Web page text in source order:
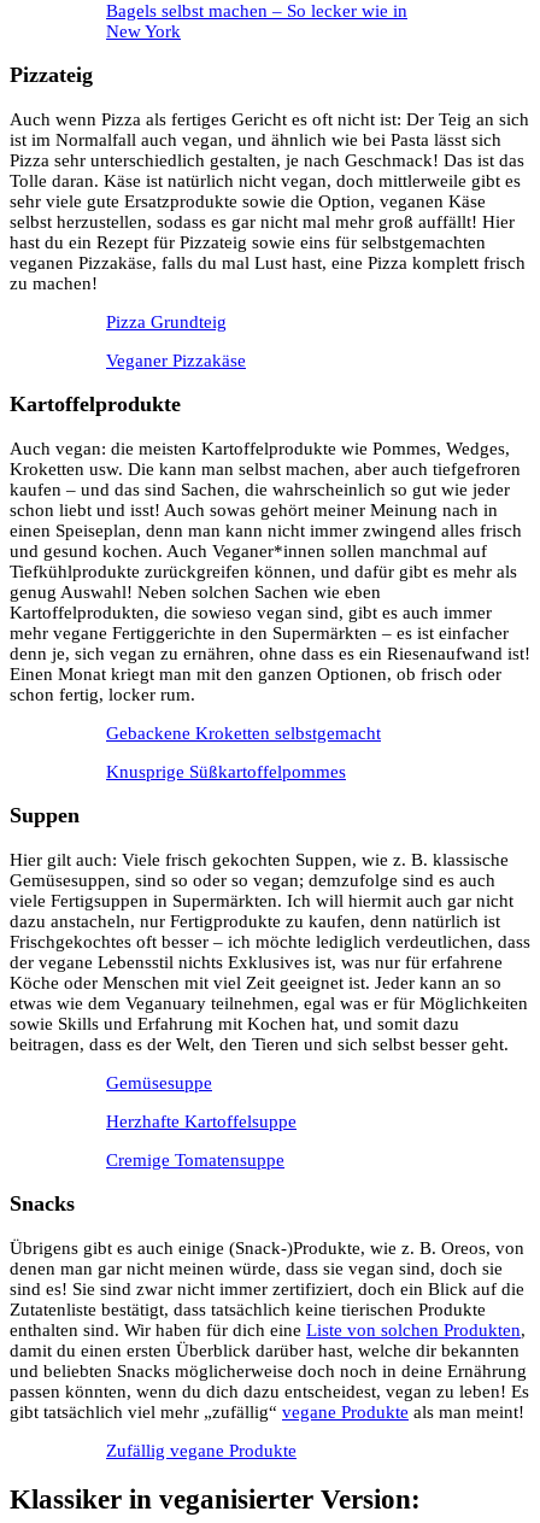
Bagels selbst machen – So lecker wie in
New York
Pizzateig
Auch wenn Pizza als fertiges Gericht es oft nicht ist: Der Teig an sich
ist im Normalfall auch vegan, und ähnlich wie bei Pasta lässt sich
Pizza sehr unterschiedlich gestalten, je nach Geschmack! Das ist das
Tolle daran. Käse ist natürlich nicht vegan, doch mittlerweile gibt es
sehr viele gute Ersatzprodukte sowie die Option, veganen Käse
selbst herzustellen, sodass es gar nicht mal mehr groß auffällt! Hier
hast du ein Rezept für Pizzateig sowie eins für selbstgemachten
veganen Pizzakäse, falls du mal Lust hast, eine Pizza komplett frisch
zu machen!
Pizza Grundteig
Veganer Pizzakäse
Kartoffelprodukte
Auch vegan: die meisten Kartoffelprodukte wie Pommes, Wedges,
Kroketten usw. Die kann man selbst machen, aber auch tiefgefroren
kaufen – und das sind Sachen, die wahrscheinlich so gut wie jeder
schon liebt und isst! Auch sowas gehört meiner Meinung nach in
einen Speiseplan, denn man kann nicht immer zwingend alles frisch
und gesund kochen. Auch Veganer*innen sollen manchmal auf
Tiefkühlprodukte zurückgreifen können, und dafür gibt es mehr als
genug Auswahl! Neben solchen Sachen wie eben
Kartoffelprodukten, die sowieso vegan sind, gibt es auch immer
mehr vegane Fertiggerichte in den Supermärkten – es ist einfacher
denn je, sich vegan zu ernähren, ohne dass es ein Riesenaufwand ist!
Einen Monat kriegt man mit den ganzen Optionen, ob frisch oder
schon fertig, locker rum.
Gebackene Kroketten selbstgemacht
Knusprige Süßkartoffelpommes
Suppen
Hier gilt auch: Viele frisch gekochten Suppen, wie z. B. klassische
Gemüsesuppen, sind so oder so vegan; demzufolge sind es auch
viele Fertigsuppen in Supermärkten. Ich will hiermit auch gar nicht
dazu anstacheln, nur Fertigprodukte zu kaufen, denn natürlich ist
Frischgekochtes oft besser – ich möchte lediglich verdeutlichen, dass
der vegane Lebensstil nichts Exklusives ist, was nur für erfahrene
Köche oder Menschen mit viel Zeit geeignet ist. Jeder kann an so
etwas wie dem Veganuary teilnehmen, egal was er für Möglichkeiten
sowie Skills und Erfahrung mit Kochen hat, und somit dazu
beitragen, dass es der Welt, den Tieren und sich selbst besser geht.
Gemüsesuppe
Herzhafte Kartoffelsuppe
Cremige Tomatensuppe
Snacks
Übrigens gibt es auch einige (Snack-)Produkte, wie z. B. Oreos, von
denen man gar nicht meinen würde, dass sie vegan sind, doch sie
sind es! Sie sind zwar nicht immer zertifiziert, doch ein Blick auf die
Zutatenliste bestätigt, dass tatsächlich keine tierischen Produkte
enthalten sind. Wir haben für dich eine Liste von solchen Produkten,
damit du einen ersten Überblick darüber hast, welche dir bekannten
und beliebten Snacks möglicherweise doch noch in deine Ernährung
passen könnten, wenn du dich dazu entscheidest, vegan zu leben! Es
gibt tatsächlich viel mehr „zufällig“ vegane Produkte als man meint!
Zufällig vegane Produkte
Klassiker in veganisierter Version: